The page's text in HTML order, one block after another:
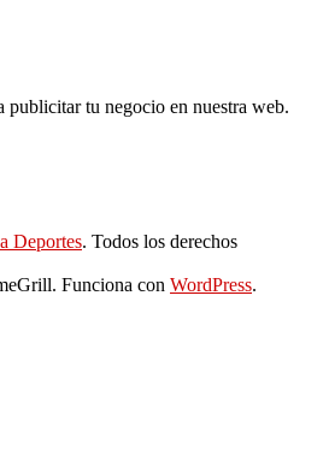
publicitar tu negocio en nuestra web.
Deportes. Todos los derechos
Funciona con WordPress.